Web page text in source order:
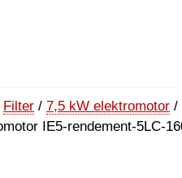
Filter / 7,5 kW elektromotor /
IE5-rendement-5LC-